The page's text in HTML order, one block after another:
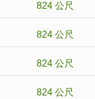
824 公尺
824 公尺
824 公尺
824 公尺